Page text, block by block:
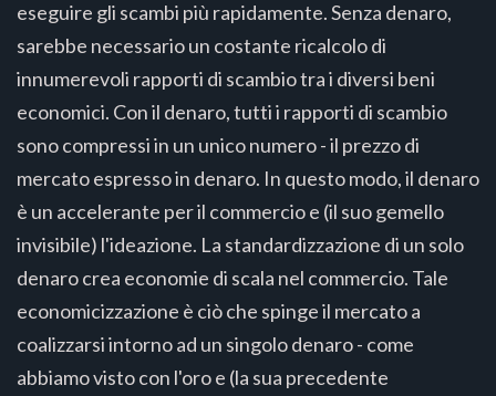
eseguire gli scambi più rapidamente. Senza denaro,
sarebbe necessario un costante ricalcolo di
innumerevoli rapporti di scambio tra i diversi beni
economici. Con il denaro, tutti i rapporti di scambio
sono compressi in un unico numero - il prezzo di
mercato espresso in denaro. In questo modo, il denaro
è un accelerante per il commercio e (il suo gemello
invisibile) l'ideazione. La standardizzazione di un solo
denaro crea economie di scala nel commercio. Tale
economicizzazione è ciò che spinge il mercato a
coalizzarsi intorno ad un singolo denaro - come
abbiamo visto con l'oro e (la sua precedente